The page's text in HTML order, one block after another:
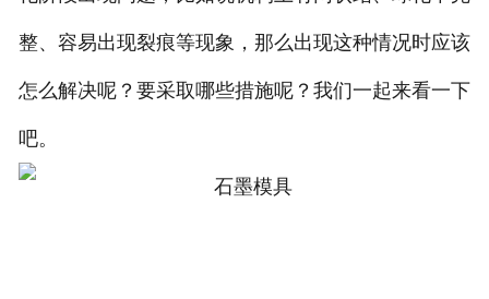
整、容易出现裂痕等现象，那么出现这种情况时应该
怎么解决呢？要采取哪些措施呢？我们一起来看一下
吧。